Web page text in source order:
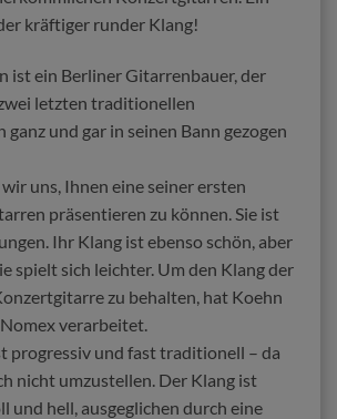
kräftiger runder Klang!
ist ein Berliner Gitarrenbauer, der
letzten traditionellen
und gar in seinen Bann gezogen
uns, Ihnen eine seiner ersten
präsentieren zu können. Sie ist
Ihr Klang ist ebenso schön, aber
spielt sich leichter. Um den Klang der
zu behalten, hat Koehn
verarbeitet.
progressiv und fast traditionell – da
nicht umzustellen. Der Klang ist
und hell, ausgeglichen durch eine